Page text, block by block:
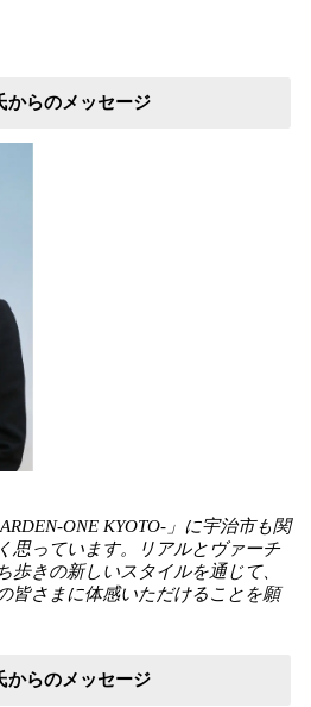
からのメッセージ
ONE KYOTO-」に宇治市も関
思っています。リアルとヴァーチ
歩きの新しいスタイルを通じて、
皆さまに体感いただけることを願
からのメッセージ